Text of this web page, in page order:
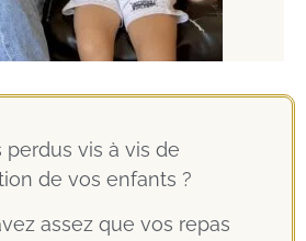
perdus vis à vis de
de vos enfants ?
assez que vos repas